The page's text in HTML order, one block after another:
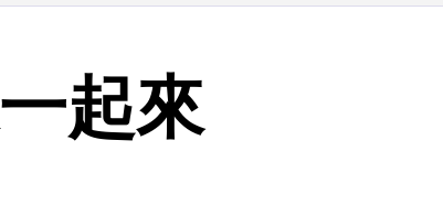
起來